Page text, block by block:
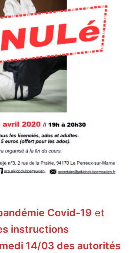
Covid-19 et
instructions
14/03 des autorités